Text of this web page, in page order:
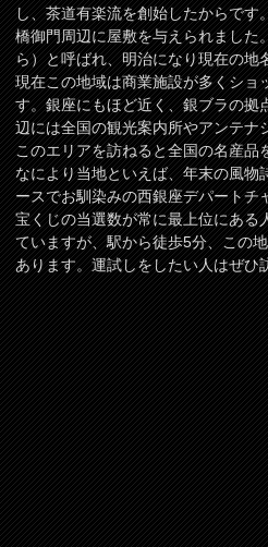
し、茶道有楽流を創始したからです
橋御門周辺に屋敷を与えられました
ら）と呼ばれ、明治になり現在の地
現在この地域は商業施設が多くショ
す。銀座にもほど近く、銀ブラの拠
辺には全国の観光案内所やアンテナ
このエリアを訪ねると全国の名産品
なにより当地といえば、年末の風物
ースでお馴染みの西銀座デパートチ
宝くじの当選数が常に最上位にある
ていますが、駅から徒歩5分、この
あります。運試しをしたい人はぜひ